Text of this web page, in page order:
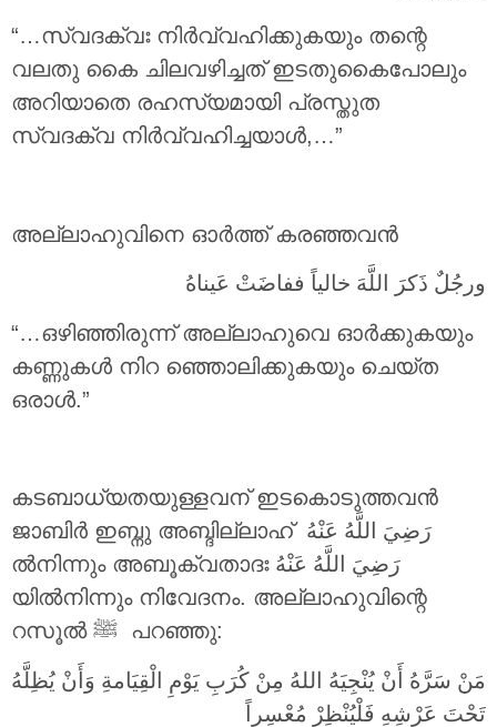
“…സ്വദക്വഃ നിർവ്വഹിക്കുകയും തന്റെ
വലതു കൈ ചിലവഴിച്ചത് ഇടതുകൈപോലും
അറിയാതെ രഹസ്യമായി പ്രസ്തുത
സ്വദക്വ നിർവ്വഹിച്ചയാൾ,…”
അല്ലാഹുവിനെ ഓർത്ത് കരഞ്ഞവൻ
ورجُلٌ ذَكرَ اللَّهَ خالياً ففاضَتْ عَيناهُ
“…ഒഴിഞ്ഞിരുന്ന് അല്ലാഹുവെ ഓർക്കുകയും
കണ്ണുകൾ നിറ ഞ്ഞൊലിക്കുകയും ചെയ്ത
ഒരാൾ.”
കടബാധ്യതയുള്ളവന് ഇടകൊടുത്തവൻ
ജാബിർ ഇബ്നു അബ്ദില്ലാഹ് رَضِيَ اللَّهُ عَنْهُ
ൽനിന്നും അബൂക്വതാദഃ رَضِيَ اللَّهُ عَنْهُ
യിൽനിന്നും നിവേദനം. അല്ലാഹുവിന്റെ
റസൂൽ ‎ﷺ പറഞ്ഞു:
مَنْ سَرَّهُ أَنْ يُنْجِيَهُ اللهُ مِنْ كُرَبِ يَوْمِ الْقِيَامةِ وَأَنْ يُظِلَّهُ
تَحْتَ عَرْشِهِ فَلْيُنْظِرْ مُعْسِراً